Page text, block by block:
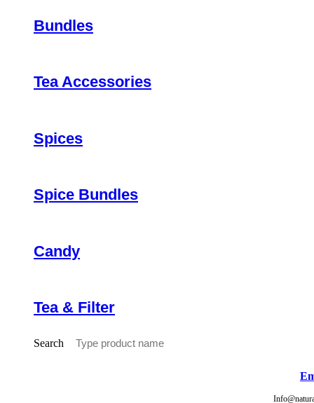
Bundles
Tea Accessories
Spices
Spice Bundles
Candy
Tea & Filter
Search